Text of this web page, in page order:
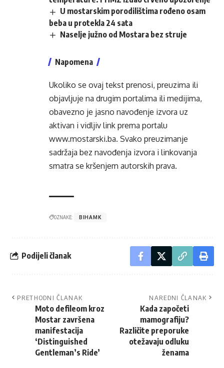
U mostarskim porodilištima rođeno osam
beba u protekla 24 sata
Naselje južno od Mostara bez struje
Napomena
Ukoliko se ovaj tekst prenosi, preuzima ili
objavljuje na drugim portalima ili medijima,
obavezno je jasno navođenje izvora uz
aktivan i vidljiv link prema portalu
www.mostarski.ba. Svako preuzimanje
sadržaja bez navođenja izvora i linkovanja
smatra se kršenjem autorskih prava.
OZNAKE: BIHAMK
Podijeli članak
PRETHODNI ČLANAK
Moto defileom kroz
Mostar završena
manifestacija
‘Distinguished
Gentleman’s Ride’
NAREDNI ČLANAK
Kada započeti
mamografiju?
Različite preporuke
otežavaju odluku
ženama